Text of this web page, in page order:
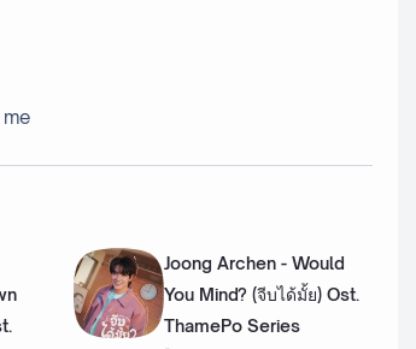
Joong Archen - Would
You Mind? (จีบได้มั้ย) Ost.
ThamePo Series